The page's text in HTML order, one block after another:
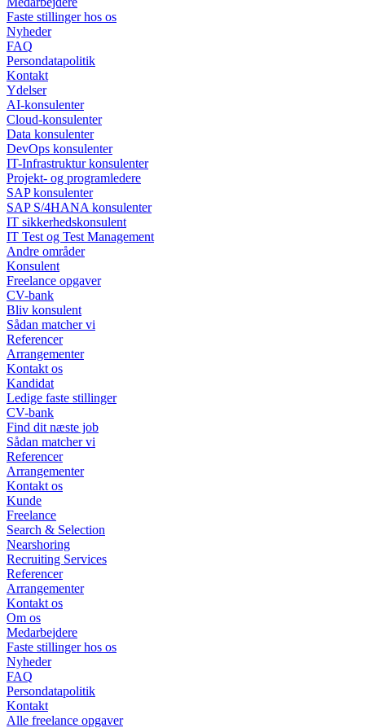
Faste stillinger hos os
Nyheder
FAQ
Persondatapolitik
Kontakt
Ydelser
AI-konsulenter
Cloud-konsulenter
Data konsulenter
DevOps konsulenter
IT-Infrastruktur konsulenter
Projekt- og programledere
SAP konsulenter
SAP S/4HANA konsulenter
IT sikkerhedskonsulent
IT Test og Test Management
Andre områder
Konsulent
Freelance opgaver
CV-bank
Bliv konsulent
Sådan matcher vi
Referencer
Arrangementer
Kontakt os
Kandidat
Ledige faste stillinger
CV-bank
Find dit næste job
Sådan matcher vi
Referencer
Arrangementer
Kontakt os
Kunde
Freelance
Search & Selection
Nearshoring
Recruiting Services
Referencer
Arrangementer
Kontakt os
Om os
Medarbejdere
Faste stillinger hos os
Nyheder
FAQ
Persondatapolitik
Kontakt
Alle freelance opgaver